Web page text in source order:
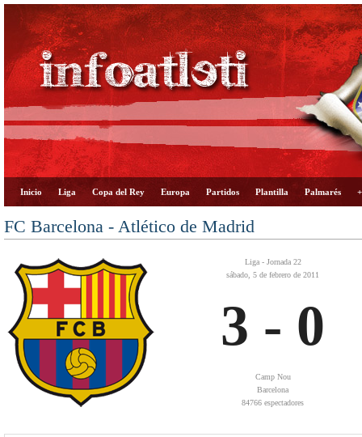
Inicio Liga Copa del Rey Europa Partidos Plantilla Palmarés
FC Barcelona - Atlético de Madrid
Liga - Jornada 22
sábado, 5 de febrero de 2011
3 - 0
Camp Nou
Barcelona
84766 espectadores